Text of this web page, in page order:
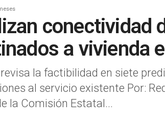
conectividad
a vivienda
revisa la factibilidad en siete
al servicio existente Por:
la Comisión Estatal...